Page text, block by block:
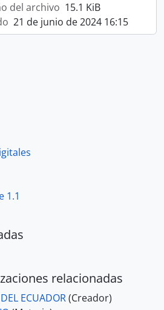
del archivo 15.1 KiB
21 de junio de 2024 16:15
1.1
relacionadas
ECUADOR(Creador)